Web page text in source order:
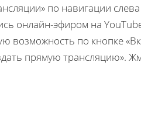
по навигации
онлайн-эфиром на
возможность по кнопке
прямую трансляцию».